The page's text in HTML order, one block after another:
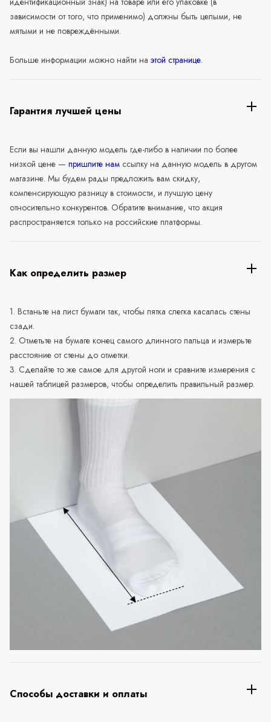
зависимости от того, что применимо) должны быть целыми, не
мятыми и не повреждёнными.
Больше информации можно найти на этой странице.
Гарантия лучшей цены
Если вы нашли данную модель где-либо в наличии по более
низкой цене — пришлите нам ссылку на данную модель в другом
магазине. Мы будем рады предложить вам скидку,
компенсирующую разницу в стоимости, и лучшую цену
относительно конкурентов. Обратите внимание, что акция
распространяется только на российские платформы.
Как определить размер
1. Встаньте на лист бумаги так, чтобы пятка слегка касалась стены
сзади.
2. Отметьте на бумаге конец самого длинного пальца и измерьте
расстояние от стены до отметки.
3. Сделайте то же самое для другой ноги и сравните измерения с
нашей таблицей размеров, чтобы определить правильный размер.
Способы доставки и оплаты